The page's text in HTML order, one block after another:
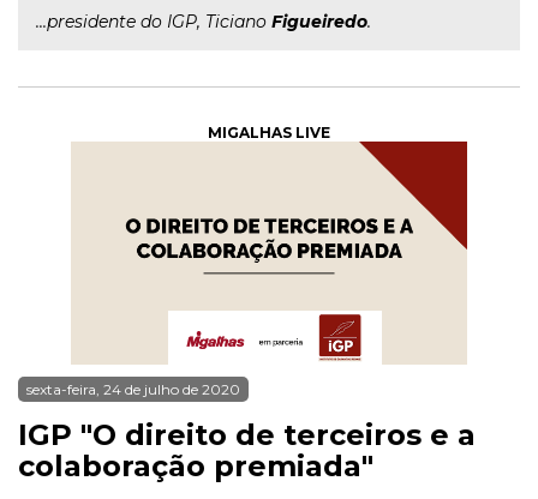
...presidente do IGP, Ticiano Figueiredo.
MIGALHAS LIVE
sexta-feira, 24 de julho de 2020
IGP "O direito de terceiros e a
colaboração premiada"